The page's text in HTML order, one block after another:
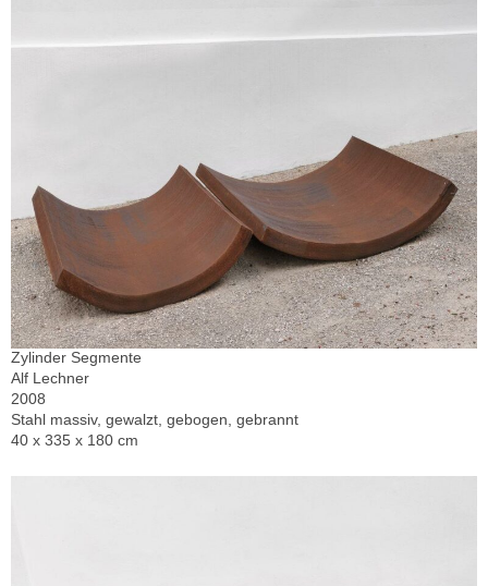
Zylinder Segmente
Alf Lechner
2008
Stahl massiv, gewalzt, gebogen, gebrannt
40 x 335 x 180 cm